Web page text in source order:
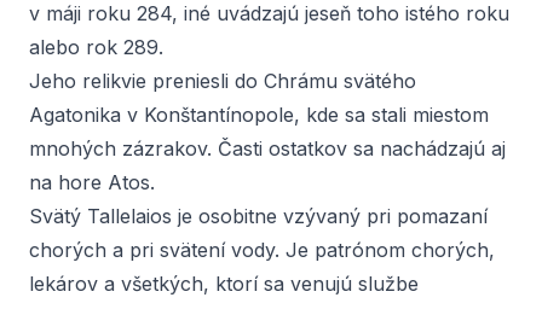
v máji roku 284, iné uvádzajú jeseň toho istého roku
alebo rok 289.
Jeho relikvie preniesli do Chrámu svätého
Agatonika v Konštantínopole, kde sa stali miestom
mnohých zázrakov. Časti ostatkov sa nachádzajú aj
na hore Atos.
Svätý Tallelaios je osobitne vzývaný pri pomazaní
chorých a pri svätení vody. Je patrónom chorých,
lekárov a všetkých, ktorí sa venujú službe